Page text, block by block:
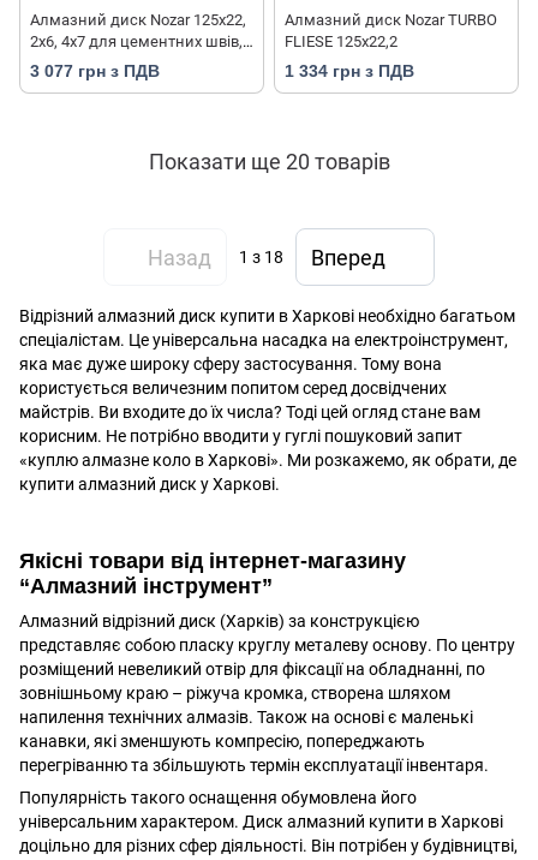
Алмазний диск Nozar 125х22,
2х6, 4х7 для цементних швів,
фасадів з цегли або клінкеру
3 077 грн з ПДВ
Алмазний диск Nozar TURBO
FLIESE 125х22,2
1 334 грн з ПДВ
Показати ще 20 товарів
Назад 1 з 18 Вперед
Відрізний алмазний диск купити в Харкові необхідно багатьом
спеціалістам. Це універсальна насадка на електроінструмент,
яка має дуже широку сферу застосування. Тому вона
користується величезним попитом серед досвідчених
майстрів. Ви входите до їх числа? Тоді цей огляд стане вам
корисним. Не потрібно вводити у гуглі пошуковий запит
«куплю алмазне коло в Харкові». Ми розкажемо, як обрати, де
купити алмазний диск у Харкові.
Якісні товари від інтернет-магазину
“Алмазний інструмент”
Алмазний відрізний диск (Харків) за конструкцією
представляє собою пласку круглу металеву основу. По центру
розміщений невеликий отвір для фіксації на обладнанні, по
зовнішньому краю – ріжуча кромка, створена шляхом
напилення технічних алмазів. Також на основі є маленькі
канавки, які зменшують компресію, попереджають
перегріванню та збільшують термін експлуатації інвентаря.
Популярність такого оснащення обумовлена його
універсальним характером. Диск алмазний купити в Харкові
доцільно для різних сфер діяльності. Він потрібен у будівництві,